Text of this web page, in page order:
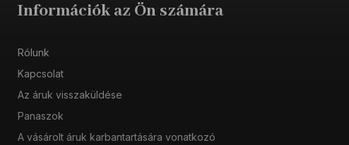
Információk az Ön számára
Rólunk
Kapcsolat
Az áruk visszaküldése
Panaszok
A vásárolt áruk karbantartására vonatkozó